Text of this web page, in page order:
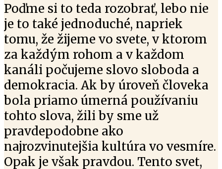
Poďme si to teda rozobrať, lebo nie
je to také jednoduché, napriek
tomu, že žijeme vo svete, v ktorom
za každým rohom a v každom
kanáli počujeme slovo sloboda a
demokracia. Ak by úroveň človeka
bola priamo úmerná používaniu
tohto slova, žili by sme už
pravdepodobne ako
najrozvinutejšia kultúra vo vesmíre.
Opak je však pravdou. Tento svet,